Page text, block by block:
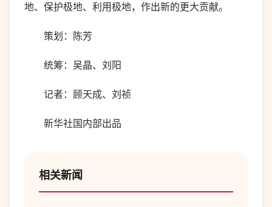
地、保护极地、利用极地，作出新的更大贡献。
策划：陈芳
统筹：吴晶、刘阳
记者：顾天成、刘祯
新华社国内部出品
相关新闻